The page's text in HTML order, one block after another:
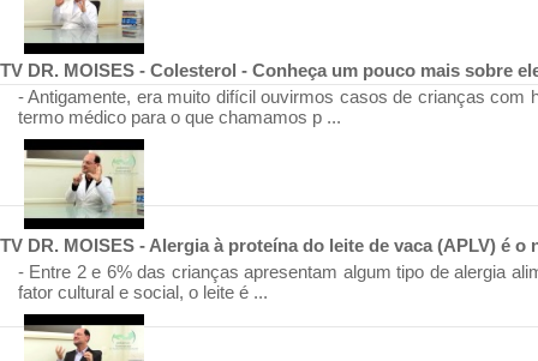
TV DR. MOISES - Colesterol - Conheça um pouco mais sobre
- Antigamente, era muito difícil ouvirmos casos de crianças com
termo médico para o que chamamos p ...
TV DR. MOISES - Alergia à proteína do leite de vaca (APLV) é o
- Entre 2 e 6% das crianças apresentam algum tipo de alergia
fator cultural e social, o leite é ...